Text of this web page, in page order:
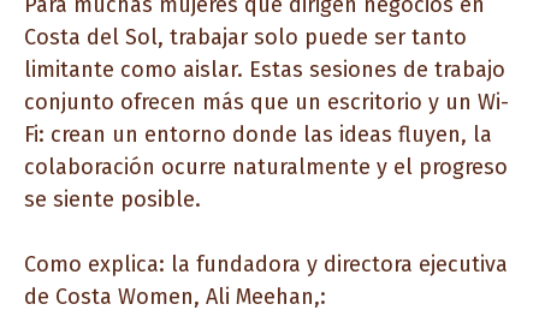
Costa del Sol, trabajar solo puede ser tanto
limitante como aislar. Estas sesiones de trabajo
conjunto ofrecen más que un escritorio y un Wi-
Fi: crean un entorno donde las ideas fluyen, la
colaboración ocurre naturalmente y el progreso
se siente posible.
Como explica: la fundadora y directora ejecutiva
de Costa Women, Ali Meehan,: